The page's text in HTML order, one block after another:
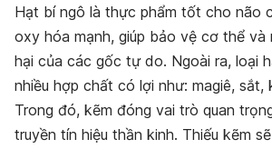
Hạt bí ngô là thực phẩm tốt cho não
oxy hóa mạnh, giúp bảo vệ cơ thể
hại của các gốc tự do. Ngoài ra, loại
nhiều hợp chất có lợi như: magiê, sắt,
Trong đó, kẽm đóng vai trò quan
truyền tín hiệu thần kinh. Thiếu kẽm